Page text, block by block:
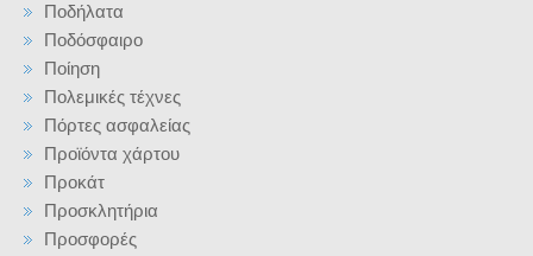
Ποδήλατα
Ποδόσφαιρο
Ποίηση
Πολεμικές τέχνες
Πόρτες ασφαλείας
Προϊόντα χάρτου
Προκάτ
Προσκλητήρια
Προσφορές